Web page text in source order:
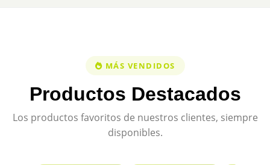
MÁS VENDIDOS
Productos Destacados
Los productos favoritos de nuestros clientes, siempre
disponibles.